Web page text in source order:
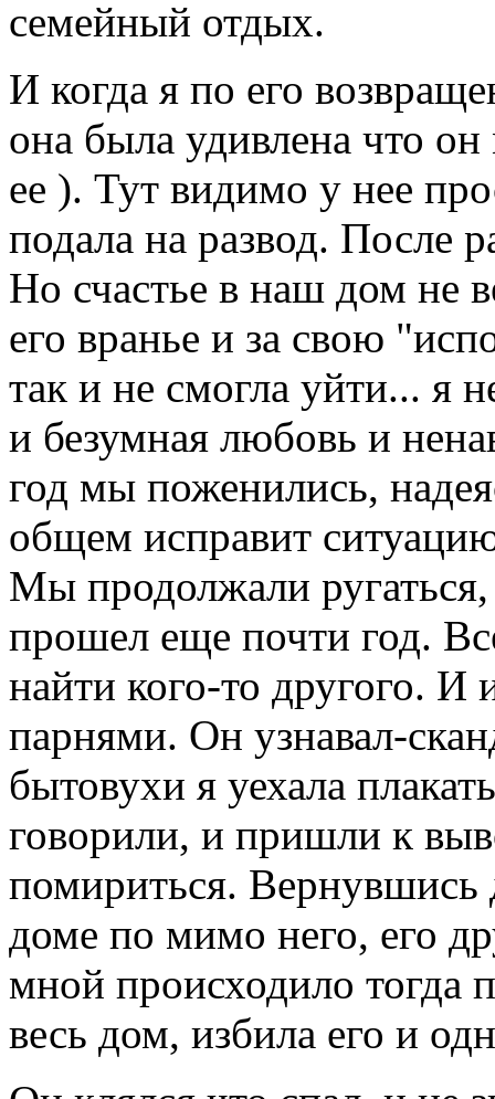
семейный отдых.
И когда я по его
она была удивлена что
ее ). Тут видимо у нее
подала на развод. После
Но счастье в наш дом не
его вранье и за свою
так и не смогла уйти... я
и безумная любовь и
год мы поженились,
общем исправит
Мы продолжали ругаться,
прошел еще почти год.
найти кого-то другого. И
парнями. Он узнавал-
бытовухи я уехала
говорили, и пришли к
помириться. Вернувшись
доме по мимо него, его
мной происходило тогда
весь дом, избила его и